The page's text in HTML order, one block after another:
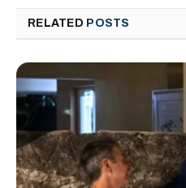
RELATED POSTS